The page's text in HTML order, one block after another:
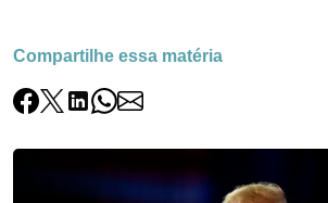
Compartilhe essa matéria